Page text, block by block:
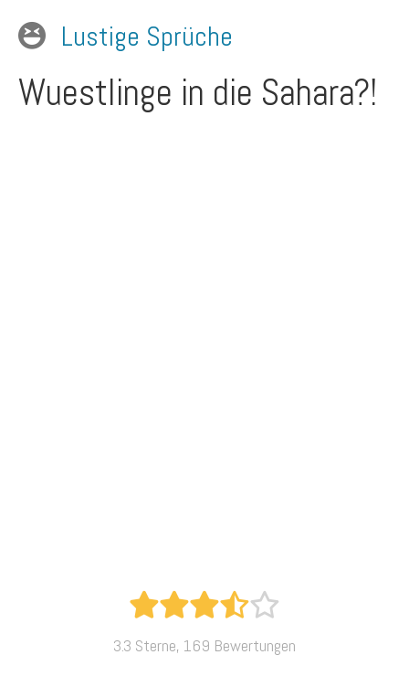
Lustige Sprüche
Wuestlinge in die Sahara?!
3.3 Sterne, 169 Bewertungen